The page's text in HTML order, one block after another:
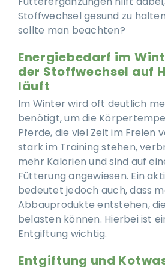
Stoffwechsel gesund zu
sollte man beachten?
Energiebedarf im
der Stoffwechsel auf
läuft
Im Winter wird oft deutlich
benötigt, um die
Pferde, die viel Zeit im Freien
stark im Training stehen,
mehr Kalorien und sind auf
Fütterung angewiesen. Ein
bedeutet jedoch auch, dass
Abbauprodukte entstehen,
belasten können. Hierbei ist
Entgiftung wichtig.
Entgiftung und